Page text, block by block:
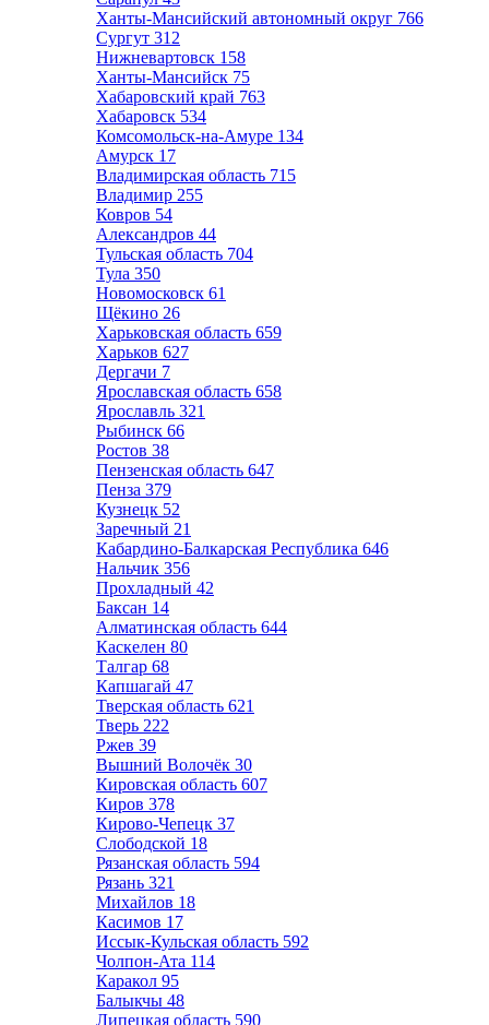
Ханты-Мансийский автономный округ 766
Сургут 312
Нижневартовск 158
Ханты-Мансийск 75
Хабаровский край 763
Хабаровск 534
Комсомольск-на-Амуре 134
Амурск 17
Владимирская область 715
Владимир 255
Ковров 54
Александров 44
Тульская область 704
Тула 350
Новомосковск 61
Щёкино 26
Харьковская область 659
Харьков 627
Дергачи 7
Ярославская область 658
Ярославль 321
Рыбинск 66
Ростов 38
Пензенская область 647
Пенза 379
Кузнецк 52
Заречный 21
Кабардино-Балкарская Республика 646
Нальчик 356
Прохладный 42
Баксан 14
Алматинская область 644
Каскелен 80
Талгар 68
Капшагай 47
Тверская область 621
Тверь 222
Ржев 39
Вышний Волочёк 30
Кировская область 607
Киров 378
Кирово-Чепецк 37
Слободской 18
Рязанская область 594
Рязань 321
Михайлов 18
Касимов 17
Иссык-Кульская область 592
Чолпон-Ата 114
Каракол 95
Балыкчы 48
Липецкая область 590